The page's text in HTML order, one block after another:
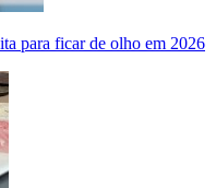
para ficar de olho em 2026